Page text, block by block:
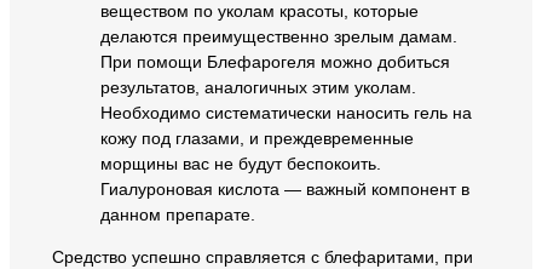
веществом по уколам красоты, которые
делаются преимущественно зрелым дамам.
При помощи Блефарогеля можно добиться
результатов, аналогичных этим уколам.
Необходимо систематически наносить гель на
кожу под глазами, и преждевременные
морщины вас не будут беспокоить.
Гиалуроновая кислота — важный компонент в
данном препарате.
Средство успешно справляется с блефаритами, при